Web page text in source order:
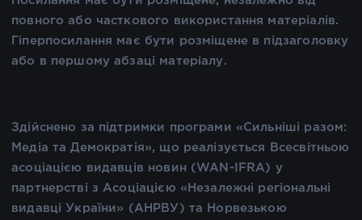
повного або часткового використання матеріалів.
Гіперпосилання має бути розміщене в підзаголовку
або в першому абзаці матеріалу.
Здійснено за підтримки програми «Сильніші разом:
Медіа та Демократія», що реалізується Всесвітньою
асоціацією видавців новин (WAN-IFRA) у
партнерстві з Асоціацією «Незалежні регіональні
видавці України» (АНРВУ) та Норвезькою